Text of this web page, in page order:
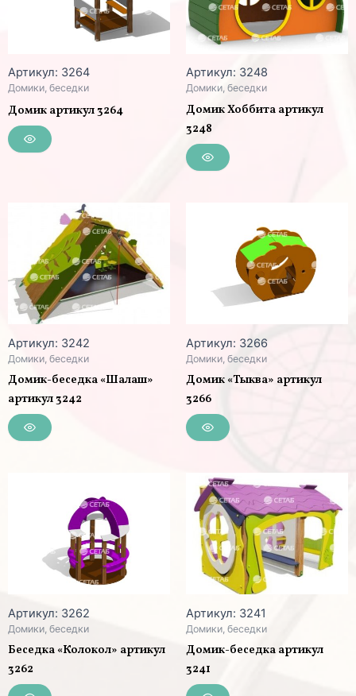
Артикул: 3264
Домики, беседки
Домик артикул 3264
Артикул: 3248
Домики, беседки
Домик Хоббита артикул
3248
Артикул: 3242
Домики, беседки
Домик-беседка «Шалаш»
артикул 3242
Артикул: 3266
Домики, беседки
Домик «Тыква» артикул
3266
Артикул: 3262
Домики, беседки
Беседка «Колокол» артикул
3262
Артикул: 3241
Домики, беседки
Домик-беседка артикул
3241